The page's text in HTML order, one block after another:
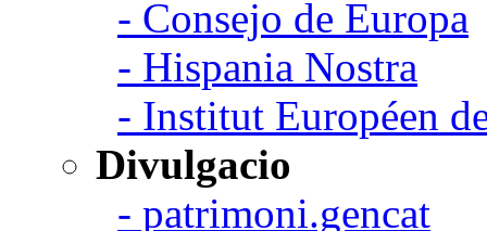
- Consejo de Europa
- Hispania Nostra
- Institut Européen
Divulgacio
- patrimoni.gencat